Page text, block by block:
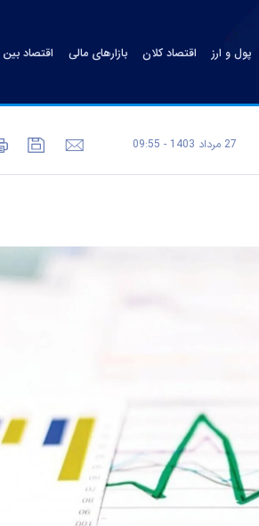
پول و ارز اقتصاد کلان بازارهای مالی اقتصاد بین
27 مرداد 1403 - 09:55